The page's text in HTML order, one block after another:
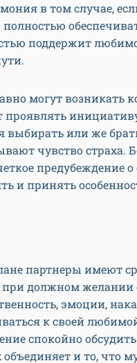
в том случае,
поддержит
могут возникать
проявлять
выбирать или же
чувство страха.
предубеждение
и принять
партнеры имеют
при должном
эмоции,
к своей
спокойно
и то, что